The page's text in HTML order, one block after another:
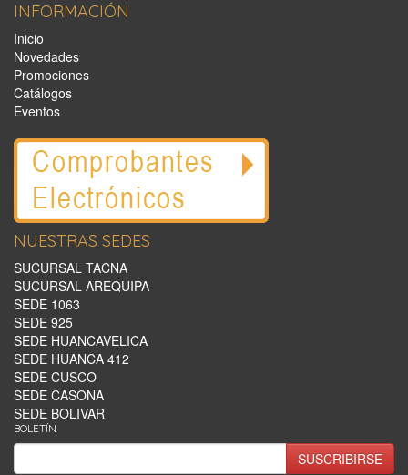
INFORMACIÓN
Inicio
Novedades
Promociones
Catálogos
Eventos
NUESTRAS SEDES
SUCURSAL TACNA
SUCURSAL AREQUIPA
SEDE 1063
SEDE 925
SEDE HUANCAVELICA
SEDE HUANCA 412
SEDE CUSCO
SEDE CASONA
SEDE BOLIVAR
BOLETÍN
SUSCRIBIRSE